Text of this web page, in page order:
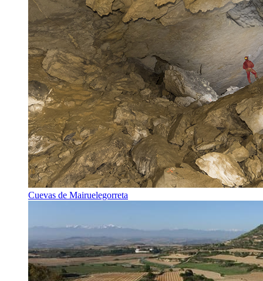
Cuevas de Mairuelegorreta